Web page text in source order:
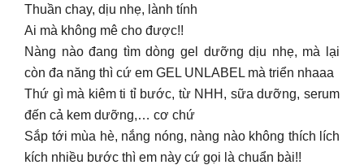
Thuần chay, dịu nhẹ, lành tính
Ai mà không mê cho được!!
Nàng nào đang tìm dòng gel dưỡng dịu nhẹ, mà lại
còn đa năng thì cứ em GEL UNLABEL mà triển nhaaa
Thứ gì mà kiêm ti tỉ bước, từ NHH, sữa dưỡng, serum
đến cả kem dưỡng,… cơ chứ
Sắp tới mùa hè, nắng nóng, nàng nào không thích lích
kích nhiều bước thì em này cứ gọi là chuẩn bài!!